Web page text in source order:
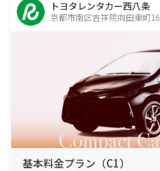
トヨタレンタカー西八条
京都市南区吉祥院向田東町16
基本料金プラン（C1）